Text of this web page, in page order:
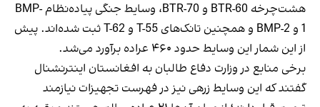
هشت‌چرخه BTR-60 و BTR-70، وسایط جنگی پیاده‌نظام BMP-
1 و BMP-2 و همچنین تانک‌های T-55 و T-62 ثبت شده‌اند. پیش
از این شمار این وسایط حدود ۴۶۰ عراده برآورد می‌شد.
برخی منابع در وزارت دفاع طالبان به افغانستان اینترنشنال
گفتند که این وسایط زرهی نیز در فهرست تجهیزات نیازمند